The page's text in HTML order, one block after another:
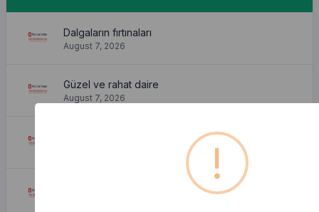
Dalgaların fırtınaları
August 7, 2026
Güzel ve rahat daire
August 7, 2026
!